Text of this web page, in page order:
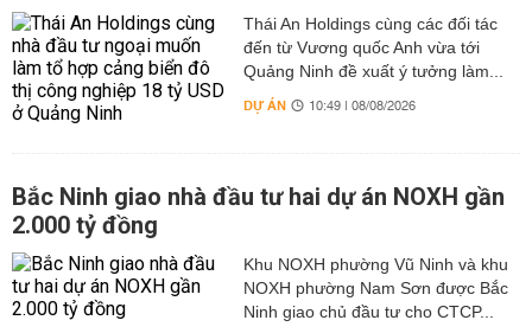
Thái An Holdings cùng các đối tác
đến từ Vương quốc Anh vừa tới
Quảng Ninh đề xuất ý tưởng làm...
DỰ ÁN 10:49 | 08/08/2026
Bắc Ninh giao nhà đầu tư hai dự án NOXH gần
2.000 tỷ đồng
Khu NOXH phường Vũ Ninh và khu
NOXH phường Nam Sơn được Bắc
Ninh giao chủ đầu tư cho CTCP...